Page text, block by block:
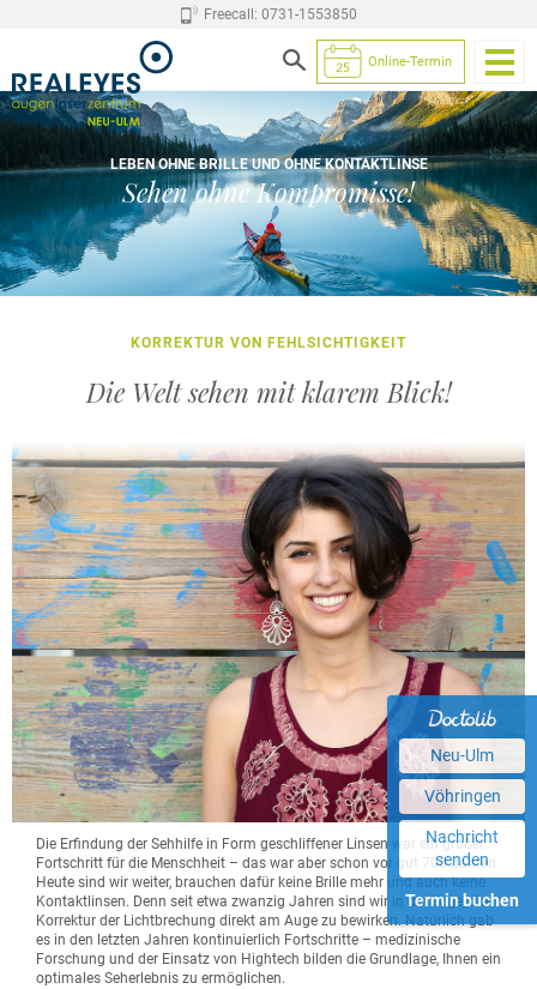
Neu-Ulm
Vöhringen
Nachricht
senden
Termin buchen
Freecall: 0731-1553850
Online-Termin
LEBEN OHNE BRILLE UND OHNE KONTAKTLINSE
Sehen ohne Kompromisse!
KORREKTUR VON FEHLSICHTIGKEIT
Die Welt sehen mit klarem Blick!
Die Erfindung der Sehhilfe in Form geschliffener Linsen war ein großer
Fortschritt für die Menschheit – das war aber schon vor gut 700 Jahren.
Heute sind wir weiter, brauchen dafür keine Brille mehr und auch keine
Kontaktlinsen. Denn seit etwa zwanzig Jahren sind wir in der Lage, die
Korrektur der Lichtbrechung direkt am Auge zu bewirken. Natürlich gab
es in den letzten Jahren kontinuierlich Fortschritte – medizinische
Forschung und der Einsatz von Hightech bilden die Grundlage, Ihnen ein
optimales Seherlebnis zu ermöglichen.